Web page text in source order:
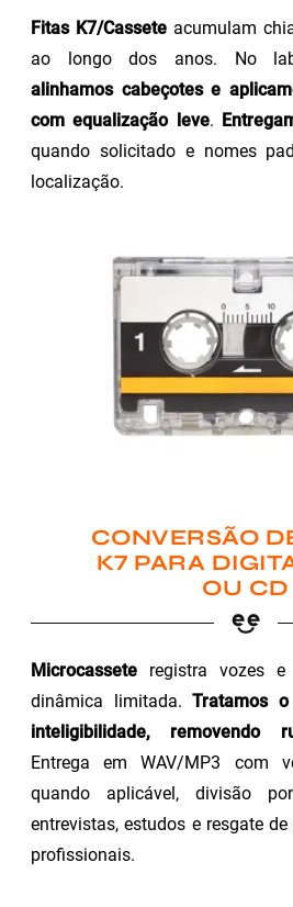
Fitas K7/Cassete acumulam
ao longo dos anos. No
alinhamos cabeçotes e
com equalização leve.
quando solicitado e nomes
localização.
CONVERSÃO
K7 PARA
OU CD
Microcassete registra vozes
dinâmica limitada.Tratamos
inteligibilidade, removendo
Entrega em WAV/MP3 com
quando aplicável, divisão
entrevistas, estudos e resgate
profissionais.